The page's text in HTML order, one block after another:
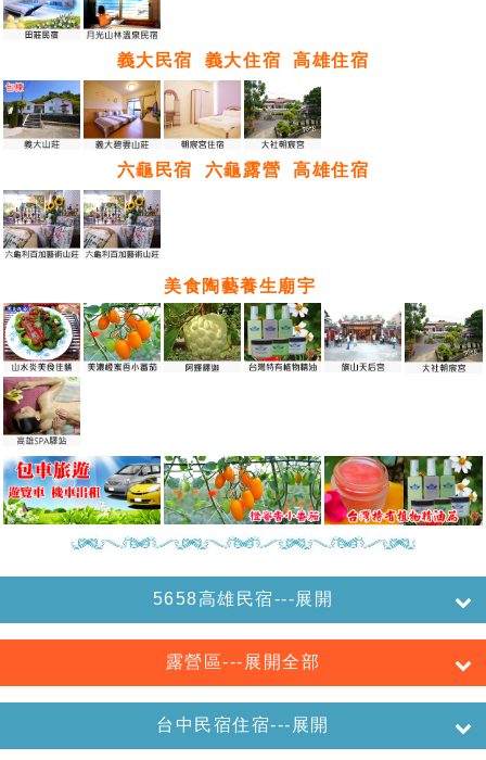
義大民宿 義大住宿 高雄住宿
六龜民宿 六龜露營 高雄住宿
美食陶藝養生廟宇
5658高雄民宿---展開
露營區---展開全部
台中民宿住宿---展開